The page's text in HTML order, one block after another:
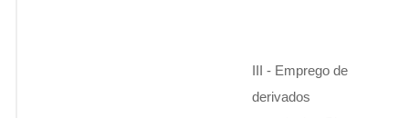
III - Emprego de
derivados